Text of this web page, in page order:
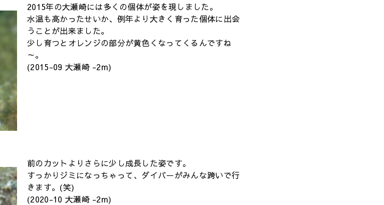
2015年の大瀬崎には多くの個体が姿を現しました。
水温も高かったせいか、例年より大きく育った個体に出会
うことが出来ました。
少し育つとオレンジの部分が黄色くなってくるんですね
～。
(2015-09 大瀬崎 -2m)
前のカットよりさらに少し成長した姿です。
すっかりジミになっちゃって、ダイバーがみんな跨いで行
きます。(笑)
(2020-10 大瀬崎 -2m)